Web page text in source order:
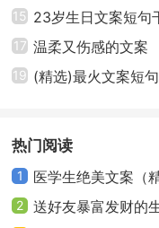
不分离。
2、血液流遍全
不远万里，还是奔向
4、你是我的窦
始。
15 23岁生日文案短句
17 温柔又伤感的文案
19 (精选)最火文案短
热门阅读
1 医学生绝美文案（
2 送好友暴富发财的